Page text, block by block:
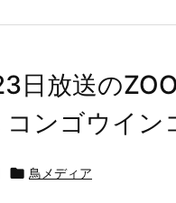
日放送の
ンゴウイン
 鳥メディア